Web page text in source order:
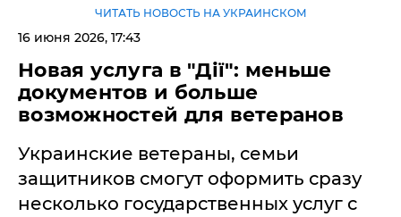
ЧИТАТЬ НОВОСТЬ НА УКРАИНСКОМ
16 июня 2026, 17:43
​Новая услуга в "Дії": меньше
документов и больше
возможностей для ветеранов
Украинские ветераны, семьи
защитников смогут оформить сразу
несколько государственных услуг с